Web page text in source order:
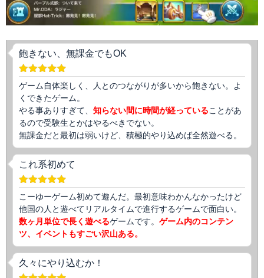
飽きない、無課金でもOK
ゲーム自体楽しく、人とのつながりが多いから飽きない。よ
くできたゲーム。
やる事ありすぎて、 知らない間に時間が経っていることがあ
るので受験生とかはやるべきでない。
無課金だと最初は弱いけど、積極的やり込めば全然遊べる。
これ系初めて
こーゆーゲーム初めて遊んだ。最初意味わかんなかったけど
他国の人と遊べてリアルタイムで進行するゲームで面白い。
数ヶ月単位で長く遊べるゲームです。 ゲーム内のコンテン
ツ、イベントもすごい沢山ある。
久々にやり込むか！